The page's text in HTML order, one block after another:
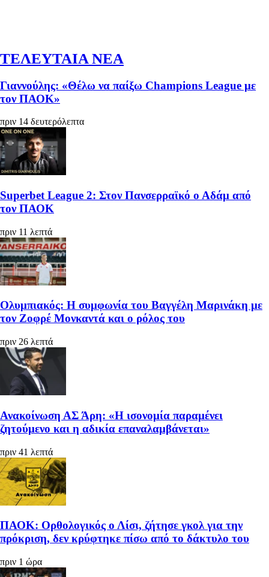
ΤΕΛΕΥΤΑΙΑ ΝΕΑ
Γιαννούλης: «Θέλω να παίξω Champions League με
τον ΠΑΟΚ»
πριν 14 δευτερόλεπτα
Superbet League 2: Στον Πανσερραϊκό ο Αδάμ από
τον ΠΑΟΚ
πριν 11 λεπτά
Ολυμπιακός: Η συμφωνία του Βαγγέλη Μαρινάκη με
τον Ζοφρέ Μονκαντά και ο ρόλος του
πριν 26 λεπτά
Ανακοίνωση ΑΣ Άρη: «Η ισονομία παραμένει
ζητούμενο και η αδικία επαναλαμβάνεται»
πριν 41 λεπτά
ΠΑΟΚ: Ορθολογικός ο Λίσι, ζήτησε γκολ για την
πρόκριση, δεν κρύφτηκε πίσω από το δάκτυλο του
πριν 1 ώρα